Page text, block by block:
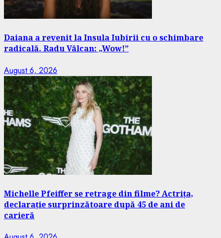
Daiana a revenit la Insula Iubirii cu o schimbare
radicală. Radu Vâlcan: „Wow!”
August 6, 2026
Michelle Pfeiffer se retrage din filme? Actrița,
declarație surprinzătoare după 45 de ani de
carieră